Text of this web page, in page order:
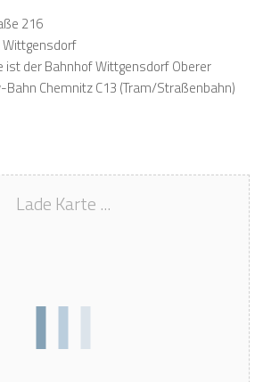
216
Wittgensdorf
ist der Bahnhof Wittgensdorf Oberer
Bahn Chemnitz C13 (Tram/Straßenbahn)
Lade Karte ...